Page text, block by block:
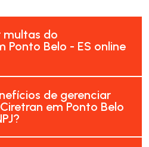
multas do
Ponto Belo - ES online
de gerenciar
em Ponto Belo